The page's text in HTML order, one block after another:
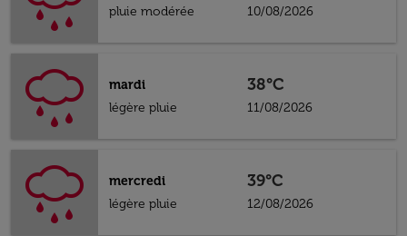
pluie modérée
10/08/2026
mardi
légère pluie
38°C
11/08/2026
mercredi
légère pluie
39°C
12/08/2026